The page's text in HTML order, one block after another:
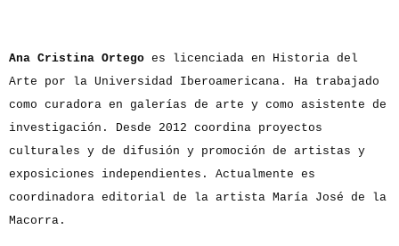
Ana Cristina Ortego es licenciada en Historia del
Arte por la Universidad Iberoamericana. Ha trabajado
como curadora en galerías de arte y como asistente de
investigación. Desde 2012 coordina proyectos
culturales y de difusión y promoción de artistas y
exposiciones independientes. Actualmente es
coordinadora editorial de la artista María José de la
Macorra.